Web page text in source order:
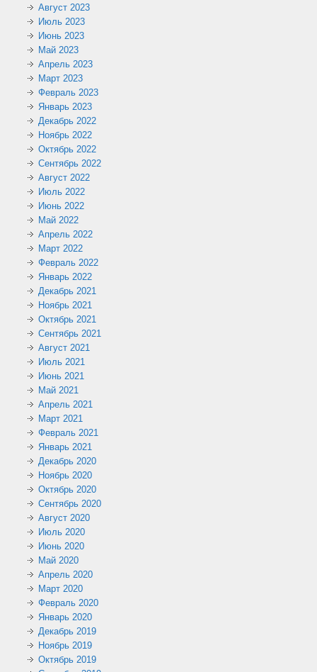
Август 2023
Июль 2023
Июнь 2023
Май 2023
Апрель 2023
Март 2023
Февраль 2023
Январь 2023
Декабрь 2022
Ноябрь 2022
Октябрь 2022
Сентябрь 2022
Август 2022
Июль 2022
Июнь 2022
Май 2022
Апрель 2022
Март 2022
Февраль 2022
Январь 2022
Декабрь 2021
Ноябрь 2021
Октябрь 2021
Сентябрь 2021
Август 2021
Июль 2021
Июнь 2021
Май 2021
Апрель 2021
Март 2021
Февраль 2021
Январь 2021
Декабрь 2020
Ноябрь 2020
Октябрь 2020
Сентябрь 2020
Август 2020
Июль 2020
Июнь 2020
Май 2020
Апрель 2020
Март 2020
Февраль 2020
Январь 2020
Декабрь 2019
Ноябрь 2019
Октябрь 2019